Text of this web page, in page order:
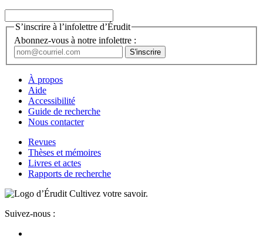
S’inscrire à l’infolettre d’Érudit
Abonnez-vous à notre infolettre :
À propos
Aide
Accessibilité
Guide de recherche
Nous contacter
Revues
Thèses et mémoires
Livres et actes
Rapports de recherche
Cultivez votre savoir.
Suivez-nous :